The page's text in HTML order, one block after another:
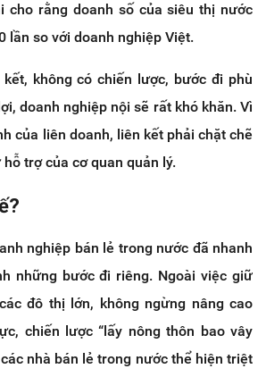
cho rằng doanh số của siêu thị nước
lần so với doanh nghiệp Việt.
không có chiến lược, bước đi phù
doanh nghiệp nội sẽ rất khó khăn. Vì
của liên doanh, liên kết phải chặt chẽ
trợ của cơ quan quản lý.
nghiệp bán lẻ trong nước đã nhanh
những bước đi riêng. Ngoài việc giữ
đô thị lớn, không ngừng nâng cao
chiến lược “lấy nông thôn bao vây
nhà bán lẻ trong nước thể hiện triệt